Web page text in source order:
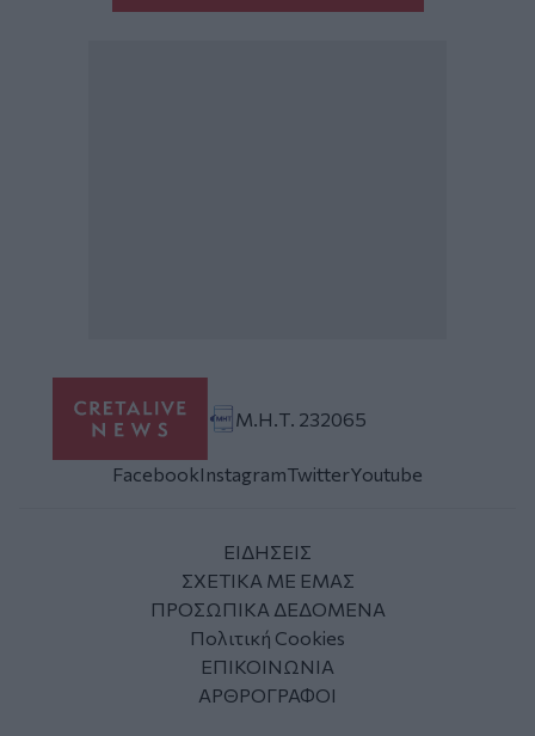
Μ.Η.Τ. 232065
FacebookInstagramTwitterYoutube
ΕΙΔΗΣΕΙΣ
ΣΧΕΤΙΚΑ ΜΕ ΕΜΑΣ
ΠΡΟΣΩΠΙΚΑ ΔΕΔΟΜΕΝΑ
Πολιτική Cookies
ΕΠΙΚΟΙΝΩΝΙΑ
ΑΡΘΡΟΓΡΑΦΟΙ